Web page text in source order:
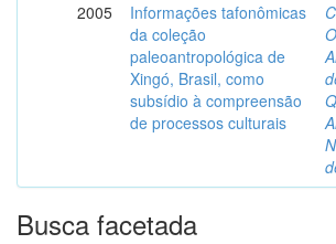
2005
Informações tafonômicas
da coleção
paleoantropológica de
Xingó, Brasil, como
subsídio à compreensão
de processos culturais
Busca facetada